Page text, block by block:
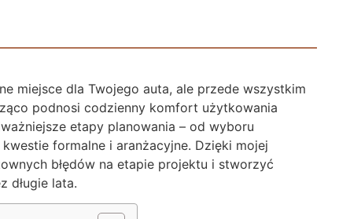
miejsce dla Twojego auta, ale przede wszystkim
podnosi codzienny komfort użytkowania
etapy planowania – od wyboru
formalne i aranżacyjne. Dzięki mojej
błędów na etapie projektu i stworzyć
długie lata.